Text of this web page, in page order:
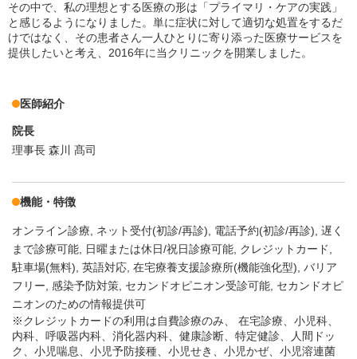
その中で、私の理想とする医療の形は「プライマリ・ケアの実践」
と感じるようになりました。単に症状に対して適切な処置をするだ
けではなく、その患者さん一人ひとりに寄り添った医療サービスを
提供したいと考え、2016年に当クリニックを開業しました。
医師紹介
院長
理事長 森川 髙司
機能・特徴
オンライン診療 ネット受付(初診/再診) 電話予約(初診/再診) 遅く
まで診療可能
日曜または休日/祝日診療可能 クレジットカード
駐車場(無料) 英語対応 在宅療養支援診療所(機能強化型) バリア
フリー 感染予防対策 セカンドオピニオン受診可能 セカンドオピ
ニオンのための情報提供可
※クレジットカードの利用は自費診療のみ、 在宅診療、小児科、
内科、呼吸器内科、消化器内科、健康診断、特定健診、人間ドッ
ク、小児喘息、小児予防接種、小児せき、小児かぜ、小児溶連菌